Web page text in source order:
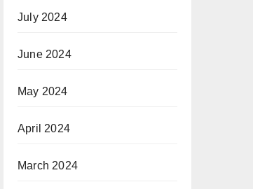
July 2024
June 2024
May 2024
April 2024
March 2024